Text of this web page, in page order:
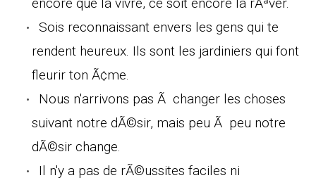
Sois reconnaissant envers les gens qui te
rendent heureux. Ils sont les jardiniers qui font
fleurir ton Ã¢me.
Nous n'arrivons pas Ã changer les choses
suivant notre dÃ©sir, mais peu Ã peu notre
dÃ©sir change.
Il n'y a pas de rÃ©ussites faciles ni